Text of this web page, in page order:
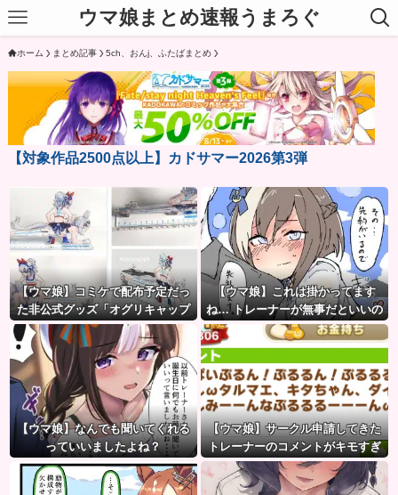
ウマ娘まとめ速報うまろぐ
ホーム まとめ記事 5ch、おんj、ふたばまとめ
【対象作品2500点以上】カドサマー2026第3弾
【ウマ娘】コミケで配布予定だっ
た非公式グッズ「オグリキャップ
タマモクロスアクリル定規」意外
(?)な落とし穴により配布を撤回す
ることに…
【ウマ娘】これは掛かってます
ね… トレーナーが無事だといいの
ですが…
【ウマ娘】なんでも聞いてくれる
っていいましたよね？
【ウマ娘】サークル申請してきた
トレーナーのコメントがキモすぎ
て草ｗｗｗ「このまま成長したら
どうなるんや…」